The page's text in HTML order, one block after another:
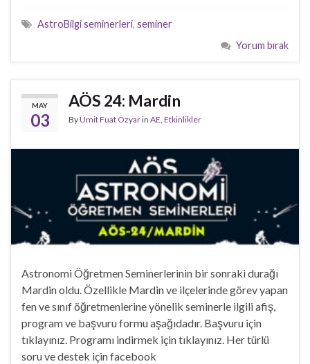
AstroBilgi seminerleri, seminer
Yorum bırak
MAY
03
AÖS 24: Mardin
ByÜmit Fuat Özyarin AE Etkinlikler
Astronomi Öğretmen Seminerlerinin bir sonraki durağı
Mardin oldu. Özellikle Mardin ve ilçelerinde görev yapan
fen ve sınıf öğretmenlerine yönelik seminerle ilgili afiş,
program ve başvuru formu aşağıdadır. Başvuru için
tıklayınız. Programı indirmek için tıklayınız. Her türlü
soru ve destek için facebook